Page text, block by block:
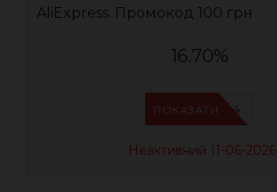
AliExpress. Промокод 100 грн
16.70%
LR04
ПОКАЗАТИ
Неактивний 11-06-2026